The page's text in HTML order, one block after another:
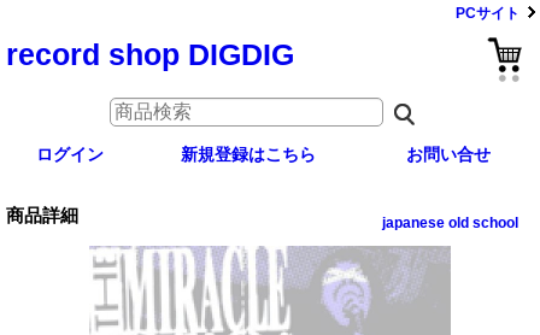
PCサイト
record shop DIGDIG
ログイン 新規登録はこちら お問い合せ
商品詳細 japanese old school